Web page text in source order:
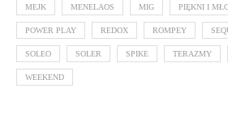
MEJK MENELAOS MIG PIĘKNI I
POWER PLAY REDOX ROMPEY
SOLEO SOLER SPIKE TERAZMY
WEEKEND